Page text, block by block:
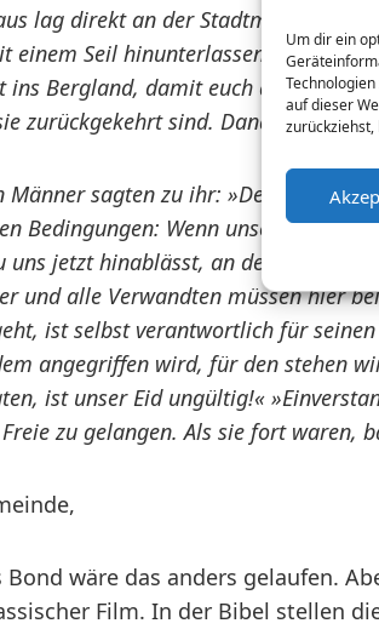
Um dir ein
auf dieser
lag direkt an der Stadtmauer. So
einem Seil hinunterlassen, um
ins Bergland, damit euch die
zurückgekehrt sind. Danach geht,
Männer sagten zu ihr: »Der Eid, den
Bedingungen: Wenn unsere
uns jetzt hinablässt, an dein Fenster
und alle Verwandten müssen hier
ist selbst verantwortlich für
angegriffen wird, für den stehen
ist unser Eid ungültig!«
zu gelangen. Als sie fort waren,
Bond wäre das anders gelaufen.
Film. In der Bibel stellen